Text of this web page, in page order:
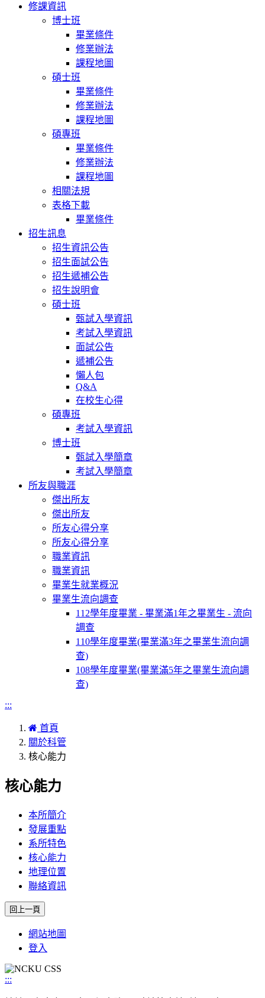
修課資訊
博士班
畢業條件
修業辦法
課程地圖
碩士班
畢業條件
修業辦法
課程地圖
碩專班
畢業條件
修業辦法
課程地圖
相關法規
表格下載
畢業條件
招生訊息
招生資訊公告
招生面試公告
招生遞補公告
招生說明會
碩士班
甄試入學資訊
考試入學資訊
面試公告
遞補公告
懶人包
Q&A
在校生心得
碩專班
考試入學資訊
博士班
甄試入學簡章
考試入學簡章
所友與職涯
傑出所友
傑出所友
所友心得分享
所友心得分享
職業資訊
職業資訊
畢業生就業概況
畢業生流向調查
112學年度畢業 - 畢業滿1年之畢業生 - 流向
調查
110學年度畢業(畢業滿3年之畢業生流向調
查)
108學年度畢業(畢業滿5年之畢業生流向調
查)
:::
首頁
關於科管
核心能力
核心能力
本所簡介
發展重點
系所特色
核心能力
地理位置
聯絡資訊
網站地圖
登入
:::